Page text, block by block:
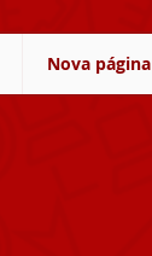
Nova página